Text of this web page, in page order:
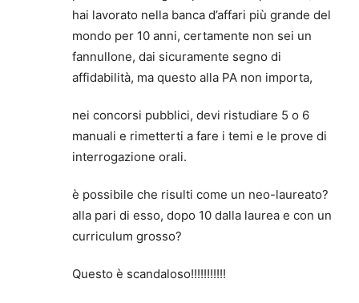
hai lavorato nella banca d’affari più grande del
mondo per 10 anni, certamente non sei un
fannullone, dai sicuramente segno di
affidabilità, ma questo alla PA non importa,
nei concorsi pubblici, devi ristudiare 5 o 6
manuali e rimetterti a fare i temi e le prove di
interrogazione orali.
è possibile che risulti come un neo-laureato?
alla pari di esso, dopo 10 dalla laurea e con un
curriculum grosso?
Questo è scandaloso!!!!!!!!!!!